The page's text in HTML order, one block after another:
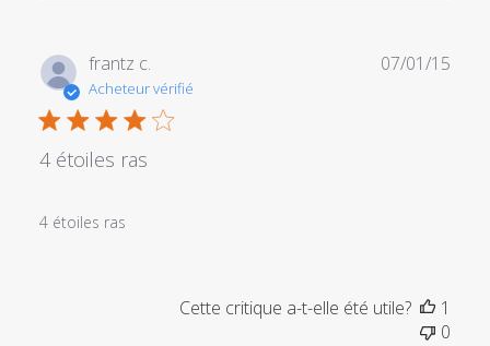
frantz c.
Acheteur vérifié
4 étoiles ras
4 étoiles ras
07/01/15
Cette critique a-t-elle été utile?
1
0